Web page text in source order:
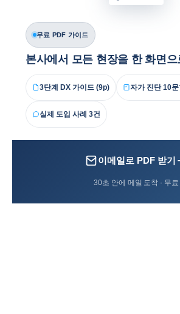
무료 PDF 가이드
본사에서 모든 현장을 한 화면으
3단계 DX 가이드 (9p) 자가 진단 10
실제 도입 사례 3건
이메일로 PDF 받기
30초 안에 메일 도착 · 무료